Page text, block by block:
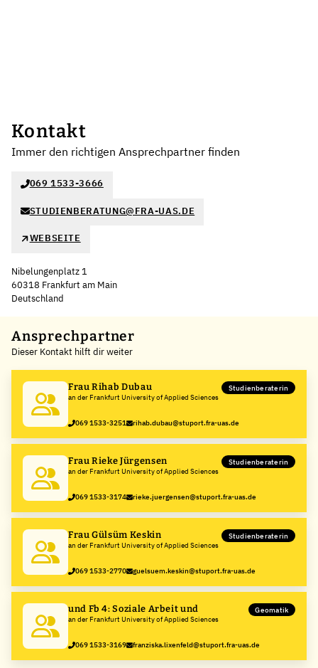
Kontakt
Immer den richtigen Ansprechpartner finden
069 1533-3666
STUDIENBERATUNG@FRA-UAS.DE
WEBSEITE
Nibelungenplatz 1
60318 Frankfurt am Main
Deutschland
+
−
Ansprechpartner
Dieser Kontakt hilft dir weiter
Frau Rihab Dubau
an der Frankfurt University of Applied Sciences
Studienberaterin
069 1533-3251 rihab.dubau@stuport.fra-uas.de
Frau Rieke Jürgensen
an der Frankfurt University of Applied Sciences
Studienberaterin
069 1533-3174 rieke.juergensen@stuport.fra-uas.de
Frau Gülsüm Keskin
an der Frankfurt University of Applied Sciences
Studienberaterin
069 1533-2770 guelsuem.keskin@stuport.fra-uas.de
und Fb 4: Soziale Arbeit und
an der Frankfurt University of Applied Sciences
Geomatik
069 1533-3169 franziska.lixenfeld@stuport.fra-uas.de